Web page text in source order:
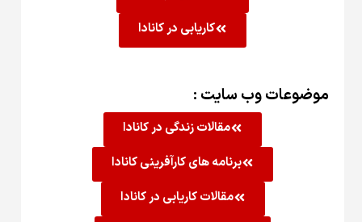
کاریابی در کانادا
موضوعات وب سایت :
مقالات زندگی در کانادا
برنامه های کارآفرینی کانادا
مقالات کاریابی در کانادا